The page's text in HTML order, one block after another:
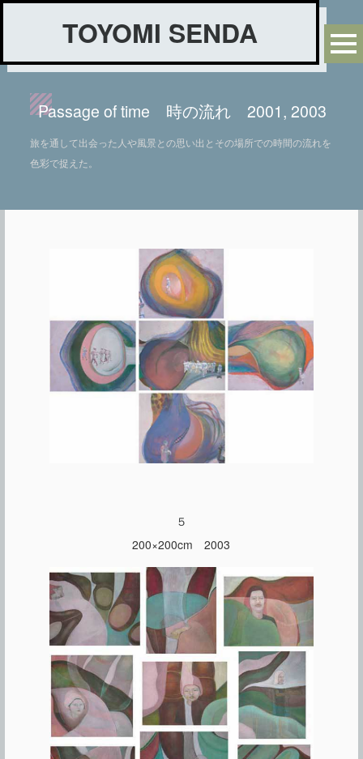
TOYOMI SENDA
Passage of time 時の流れ 2001, 2003
旅を通して出会った人や風景との思い出とその場所での時間の流れを
色彩で捉えた。
５
200×200cm 2003